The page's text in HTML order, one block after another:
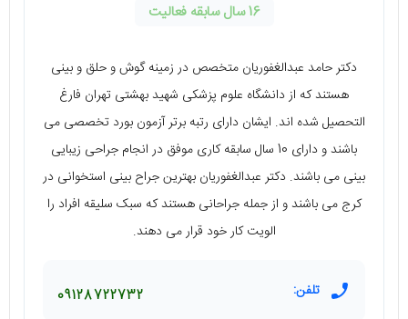
16 سال سابقه فعالیت
دکتر حامد عبدالغفوریان متخصص در زمینه گوش و حلق و بینی
هستند که از دانشگاه علوم پزشکی شهید بهشتی تهران فارغ
التحصیل شده اند. ایشان دارای رتبه برتر آزمون بورد تخصصی می
باشند و دارای 10 سال سابقه کاری موفق در انجام جراحی زیبایی
بینی می باشند. دکتر عبدالغفوریان بهترین جراح بینی استخوانی در
کرج می باشند و از جمله جراحانی هستند که سبک سلیقه افراد را
الویت کار خود قرار می دهند.
تلفن: 09128722732